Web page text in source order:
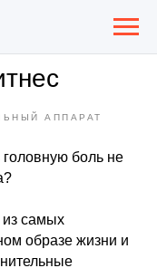
АППАРАТ
головную боль не
самых
образе жизни и